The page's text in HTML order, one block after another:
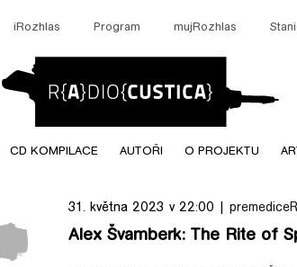
iRozhlas Program mujRozhlas
CD KOMPILACE AUTOŘI O PROJEKTU
31. května 2023 v 22:00 | premedice
Alex Švamberk: The Rite of